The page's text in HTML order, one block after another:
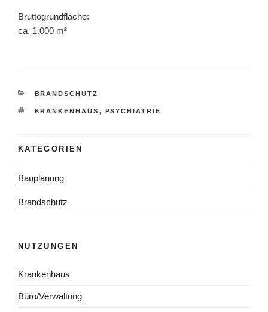
Bruttogrundfläche:
ca. 1.000 m²
KATEGORIEN
BRANDSCHUTZ
SCHLAGWÖRTER
KRANKENHAUS , PSYCHIATRIE
KATEGORIEN
Bauplanung
Brandschutz
NUTZUNGEN
Krankenhaus
Büro/Verwaltung